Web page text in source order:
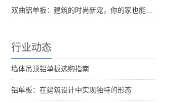
双曲铝单板：建筑的时尚新宠，你的家也能这么酷！
行业动态
墙体吊顶铝单板选购指南
铝单板：在建筑设计中实现独特的形态